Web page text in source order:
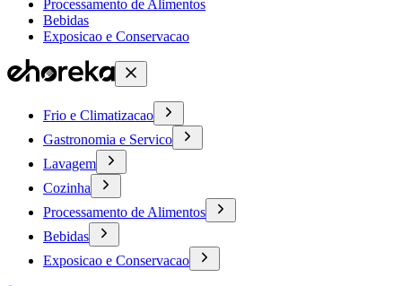
Processamento de Alimentos
Bebidas
Exposicao e Conservacao
Frio e Climatizacao
Gastronomia e Servico
Lavagem
Cozinha
Processamento de Alimentos
Bebidas
Exposicao e Conservacao